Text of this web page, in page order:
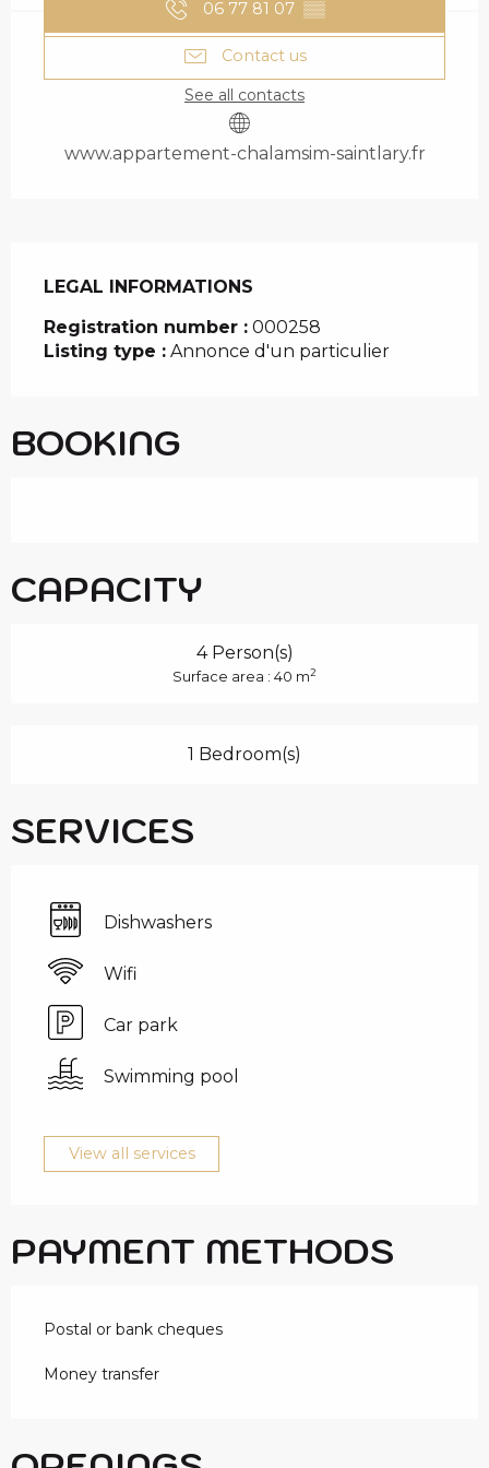
06 77 81 07 ▒▒
Contact us
See all contacts
www.appartement-chalamsim-saintlary.fr
LEGAL INFORMATIONS
LEGAL INFORMATIONS
Registration number : 000258
Listing type : Annonce d'un particulier
BOOKING
CAPACITY
4 Person(s)
Surface area : 40 m2
1 Bedroom(s)
SERVICES
Dishwashers
Wifi
Car park
Swimming pool
View all services
PAYMENT METHODS
Postal or bank cheques
Money transfer